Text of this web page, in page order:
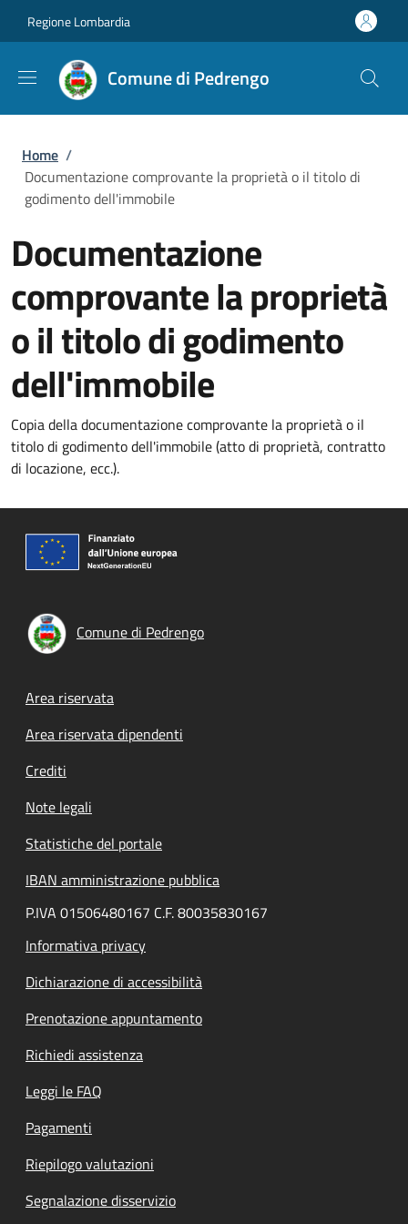
Regione Lombardia
Comune di Pedrengo
Briciole di pane
Home /
Documentazione comprovante la proprietà o il titolo di
godimento dell'immobile
Documentazione
comprovante la proprietà
o il titolo di godimento
dell'immobile
Copia della documentazione comprovante la proprietà o il
titolo di godimento dell'immobile (atto di proprietà, contratto
di locazione, ecc.).
Comune di Pedrengo
Footer menu
Area riservata
Area riservata dipendenti
Crediti
Note legali
Statistiche del portale
IBAN amministrazione pubblica
P.IVA 01506480167 C.F. 80035830167
Informativa privacy
Dichiarazione di accessibilità
Prenotazione appuntamento
Richiedi assistenza
Leggi le FAQ
Pagamenti
Riepilogo valutazioni
Segnalazione disservizio